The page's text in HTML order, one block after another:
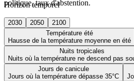
Horizon temporel
2030 2050
2100
Température été
Hausse de la température moyenne en été
Nuits tropicales
Nuits où la température ne descend pas
Jours de canicule
Jours où la température dépasse 35°C
politique, taux d'abstention.